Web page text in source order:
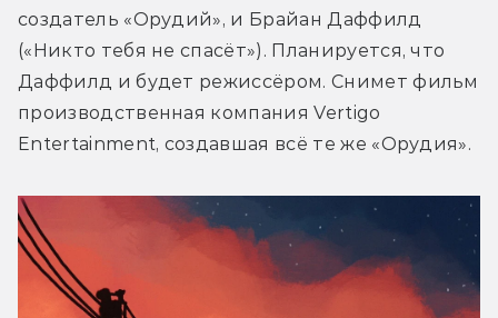
создатель «Орудий», и Брайан Даффилд
(«Никто тебя не спасёт»). Планируется, что
Даффилд и будет режиссёром. Снимет фильм
производственная компания Vertigo
Entertainment, создавшая всё те же «Орудия».